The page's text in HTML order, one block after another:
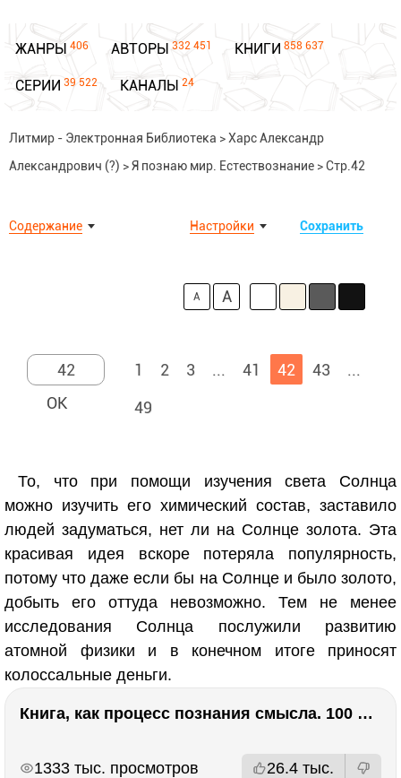
ЖАНРЫ 406 АВТОРЫ 332 451 КНИГИ 858 637
СЕРИИ 39 522 КАНАЛЫ 24
Литмир - Электронная Библиотека >Харс Александр
Александрович (?) >Я познаю мир. Естествознание >Стр.42
Содержание Сохранить
Настройки
A A
1 2 3 ... 41 42 43
...
49
То, что при помощи изучения света Солнца
можно изучить его химический состав, заставило
людей задуматься, нет ли на Солнце золота. Эта
красивая идея вскоре потеряла популярность,
потому что даже если бы на Солнце и было золото,
добыть его оттуда невозможно. Тем не менее
исследования Солнца послужили развитию
атомной физики и в конечном итоге приносят
колоссальные деньги.
Книга, как процесс познания смысла. 100 великих книг: напутствие для читателя. Евгений Жаринов
1333 тыс. просмотров 26.4 тыс.